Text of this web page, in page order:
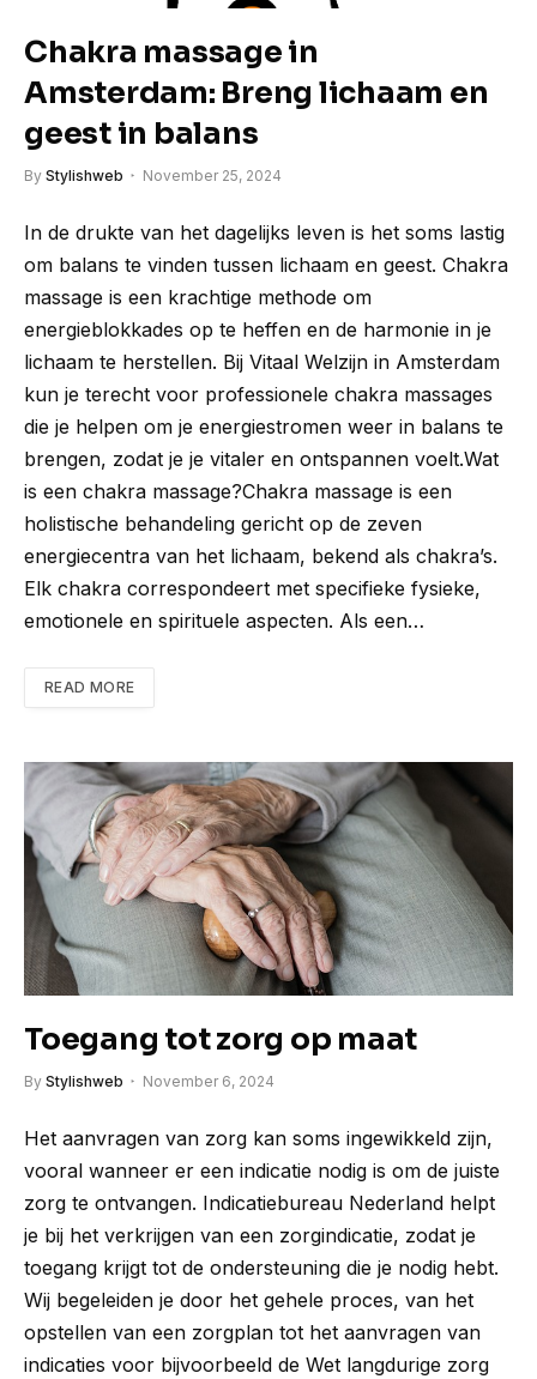
Chakra massage in
Amsterdam: Breng lichaam en
geest in balans
By Stylishweb November 25, 2024
In de drukte van het dagelijks leven is het soms lastig
om balans te vinden tussen lichaam en geest. Chakra
massage is een krachtige methode om
energieblokkades op te heffen en de harmonie in je
lichaam te herstellen. Bij Vitaal Welzijn in Amsterdam
kun je terecht voor professionele chakra massages
die je helpen om je energiestromen weer in balans te
brengen, zodat je je vitaler en ontspannen voelt.Wat
is een chakra massage?Chakra massage is een
holistische behandeling gericht op de zeven
energiecentra van het lichaam, bekend als chakra’s.
Elk chakra correspondeert met specifieke fysieke,
emotionele en spirituele aspecten. Als een…
READ MORE
Toegang tot zorg op maat
By Stylishweb November 6, 2024
Het aanvragen van zorg kan soms ingewikkeld zijn,
vooral wanneer er een indicatie nodig is om de juiste
zorg te ontvangen. Indicatiebureau Nederland helpt
je bij het verkrijgen van een zorgindicatie, zodat je
toegang krijgt tot de ondersteuning die je nodig hebt.
Wij begeleiden je door het gehele proces, van het
opstellen van een zorgplan tot het aanvragen van
indicaties voor bijvoorbeeld de Wet langdurige zorg